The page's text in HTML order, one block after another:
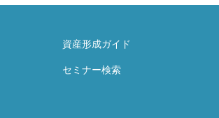
資産形成ガイド
セミナー検索